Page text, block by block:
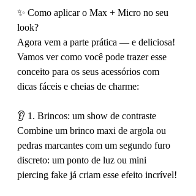
✨ Como aplicar o Max + Micro no seu
look?
Agora vem a parte prática — e deliciosa!
Vamos ver como você pode trazer esse
conceito para os seus acessórios com
dicas fáceis e cheias de charme:
👂 1. Brincos: um show de contraste
Combine um brinco maxi de argola ou
pedras marcantes com um segundo furo
discreto: um ponto de luz ou mini
piercing fake já criam esse efeito incrível!